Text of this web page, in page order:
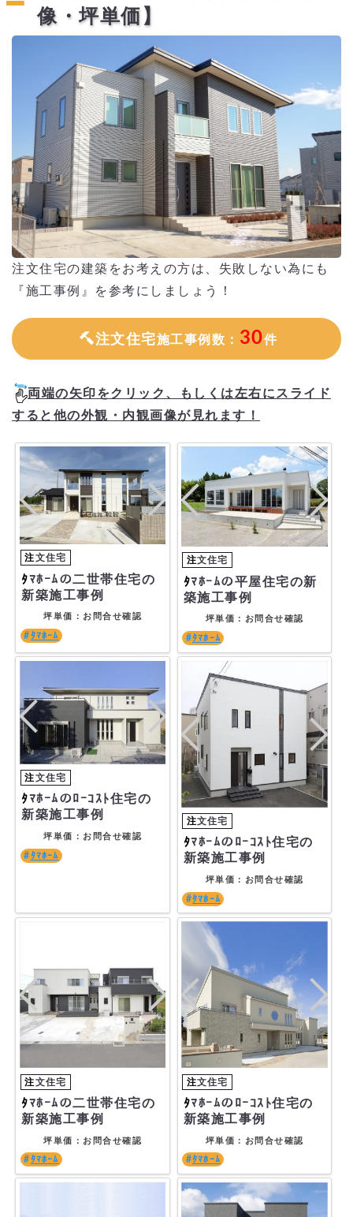
像・坪単価】
注文住宅の建築をお考えの方は、失敗しない為にも
『施工事例』を参考にしましょう！
注文住宅施工事例数： 30件
両端の矢印をクリック、もしくは左右にスライド
すると他の外観・内観画像が見れます！
ﾀﾏﾎｰﾑの二世帯住宅の
新築施工事例
坪単価：お問合せ確認
ﾀﾏﾎｰﾑ
ﾀﾏﾎｰﾑの平屋住宅の新
築施工事例
坪単価：お問合せ確認
ﾀﾏﾎｰﾑ
ﾀﾏﾎｰﾑのﾛｰｺｽﾄ住宅の
新築施工事例
坪単価：お問合せ確認
ﾀﾏﾎｰﾑ
ﾀﾏﾎｰﾑのﾛｰｺｽﾄ住宅の
新築施工事例
坪単価：お問合せ確認
ﾀﾏﾎｰﾑ
ﾀﾏﾎｰﾑの二世帯住宅の
新築施工事例
坪単価：お問合せ確認
ﾀﾏﾎｰﾑ
ﾀﾏﾎｰﾑのﾛｰｺｽﾄ住宅の
新築施工事例
坪単価：お問合せ確認
ﾀﾏﾎｰﾑ